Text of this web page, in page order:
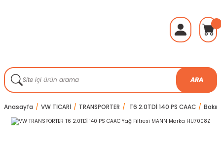
ARA
Anasayfa VW TİCARİ TRANSPORTER T6 2.0TDİ 140 PS CAAC